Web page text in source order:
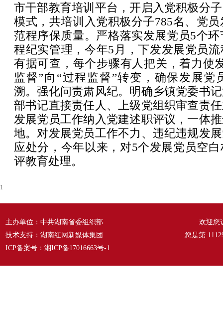
市干部教育培训平台，开启入党积极分
模式，共培训入党积极分子785名、党
范程序保质量。严格落实发展党员5个
程纪实管理，今年5月，下发发展党员
有据可查，每个步骤有人把关，着力使
监督”向“过程监督”转变，确保发展党
溯。强化问责肃风纪。明确乡镇党委书
部书记直接责任人、上级党组织审查责
发展党员工作纳入党建述职评议，一体
地。对发展党员工作不力、违纪违规发
应处分，今年以来，对5个发展党员空
评教育处理。
1
主办单位：中共湖南省委组织部
技术支持：湖南红网新媒体集团
ICP备案号： 湘ICP备17016663号-1
欢迎您
您是第